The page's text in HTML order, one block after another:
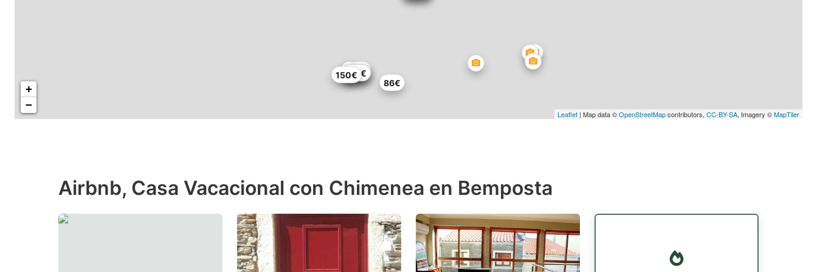
573€
108€
198€
126€
150€
86€
+
−
Leaflet | Map data ©OpenStreetMapcontributors, CC-BY-SA, Imagery ©MapTiler
Airbnb, Casa Vacacional con Chimenea en Bemposta